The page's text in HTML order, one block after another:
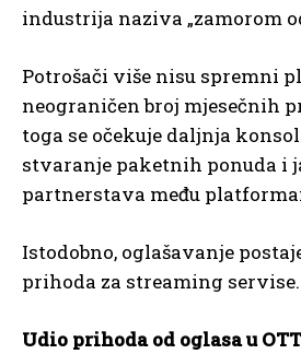
industrija naziva „zamorom
Potrošači više nisu spremni
neograničen broj mjesečnih
toga se očekuje daljnja
stvaranje paketnih ponuda i
partnerstava među
Istodobno, oglašavanje
prihoda za streaming servise.
Udio prihoda od oglasa u